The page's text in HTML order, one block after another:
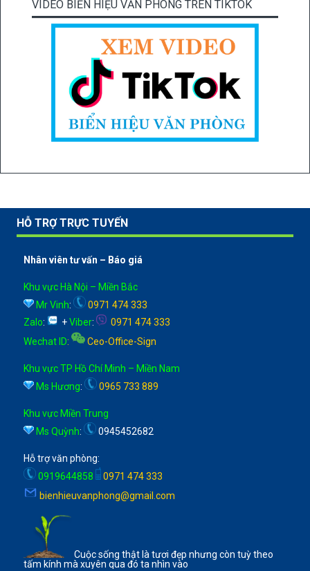
VIDEO BIỂN HIỆU VĂN PHÒNG TRÊN TIKTOK
HỖ TRỢ TRỰC TUYẾN
Nhân viên tư vấn – Báo giá
Khu vực Hà Nội – Miền Bắc
Mr Vinh:
0971 474 333
Zalo: +Viber:
0971 474 333
Wechat ID: Ceo-Office-Sign
Khu vực TP Hồ Chí Minh – Miền Nam
Ms Hương: 0965 733 889
Khu vực Miền Trung
Ms Quỳnh: 0945452682
Hỗ trợ văn phòng:
0919644858
0971 474 333
bienhieuvanphong@gmail.com
Cuộc sống thật là tươi đẹp nhưng còn tuỳ theo
tấm kính mà xuyên qua đó ta nhìn vào